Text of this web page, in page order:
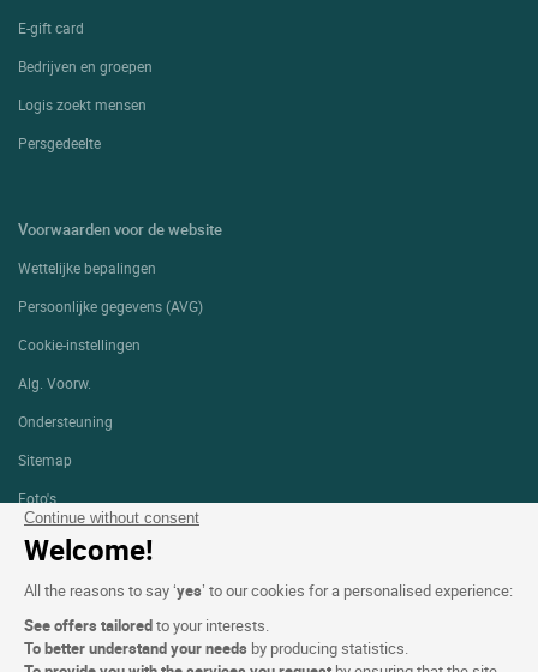
Continue without consent
Welcome!
All the reasons to say ‘yes’ to our cookies for a personalised experience:
See offers tailoredto your interests.
To better understand your needs by producing statistics.
E-gift card
Bedrijven en groepen
Logis zoekt mensen
Persgedeelte
Voorwaarden voor de website
Wettelijke bepalingen
Persoonlijke gegevens (AVG)
Cookie-instellingen
Alg. Voorw.
Ondersteuning
Sitemap
Foto's
VOLG ONS